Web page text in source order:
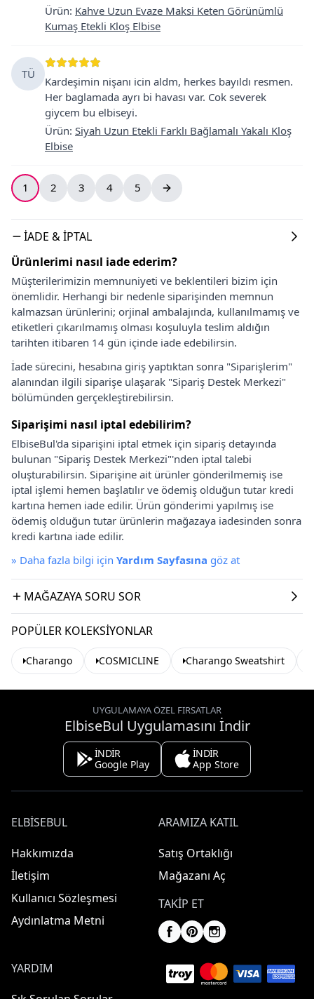
Ürün: Kahve Uzun Evaze Maksi Keten Görünümlü
Kumaş Etekli Kloş Elbise
TÜ
Kardeşimin nişanı icin aldm, herkes bayıldı resmen.
Her baglamada ayrı bi havası var. Cok severek
giycem bu elbiseyi.
Ürün: Siyah Uzun Etekli Farklı Bağlamalı Yakalı Kloş
Elbise
1 2 3 4 5
İADE & İPTAL
Ürünlerimi nasıl iade ederim?
Müşterilerimizin memnuniyeti ve beklentileri bizim için
önemlidir. Herhangi bir nedenle siparişinden memnun
kalmazsan ürünlerini; orjinal ambalajında, kullanılmamış ve
etiketleri çıkarılmamış olması koşuluyla teslim aldığın
tarihten itibaren 14 gün içinde iade edebilirsin.
İade sürecini, hesabına giriş yaptıktan sonra "Siparişlerim"
alanından ilgili siparişe ulaşarak "Sipariş Destek Merkezi"
bölümünden gerçekleştirebilirsin.
Siparişimi nasıl iptal edebilirim?
ElbiseBul'da siparişini iptal etmek için sipariş detayında
bulunan "Sipariş Destek Merkezi"'nden iptal talebi
oluşturabilirsin. Siparişine ait ürünler gönderilmemiş ise
iptal işlemi hemen başlatılır ve ödemiş olduğun tutar kredi
kartına hemen iade edilir. Ürün gönderimi yapılmış ise
ödemiş olduğun tutar ürünlerin mağazaya iadesinden sonra
kredi kartına iade edilir.
» Daha fazla bilgi için Yardım Sayfasına göz at
MAĞAZAYA SORU SOR
POPÜLER KOLEKSIYONLAR
Charango COSMICLINE Charango Sweatshirt
UYGULAMAYA ÖZEL FIRSATLAR
ElbiseBul Uygulamasını İndir
İNDİR
Google Play
İNDİR
App Store
ELBISEBUL
Hakkımızda
İletişim
Kullanıcı Sözleşmesi
Aydınlatma Metni
ARAMIZA KATIL
Satış Ortaklığı
Mağazanı Aç
TAKIP ET
YARDIM